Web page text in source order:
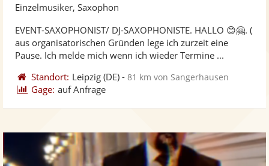
Fotos
Einzelmusiker, Saxophon
EVENT-SAXOPHONIST/ DJ-SAXOPHONISTE. HALLO 😊🤗. (
aus organisatorischen Gründen lege ich zurzeit eine
Pause. Ich melde mich wenn ich wieder Termine ...
Standort: Leipzig (DE) -81 km von Sangerhausen
Gage: auf Anfrage